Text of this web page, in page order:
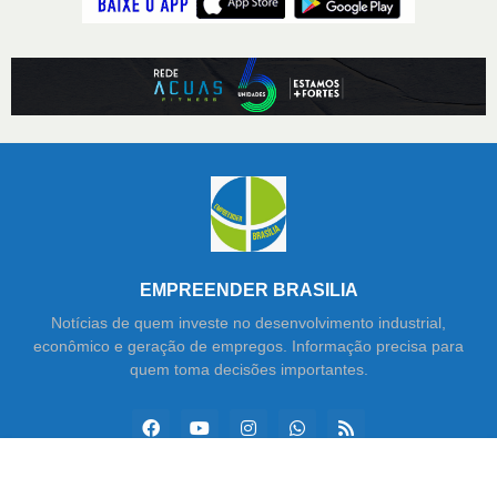
EMPREENDER BRASILIA
Notícias de quem investe no desenvolvimento industrial,
econômico e geração de empregos. Informação precisa para
quem toma decisões importantes.